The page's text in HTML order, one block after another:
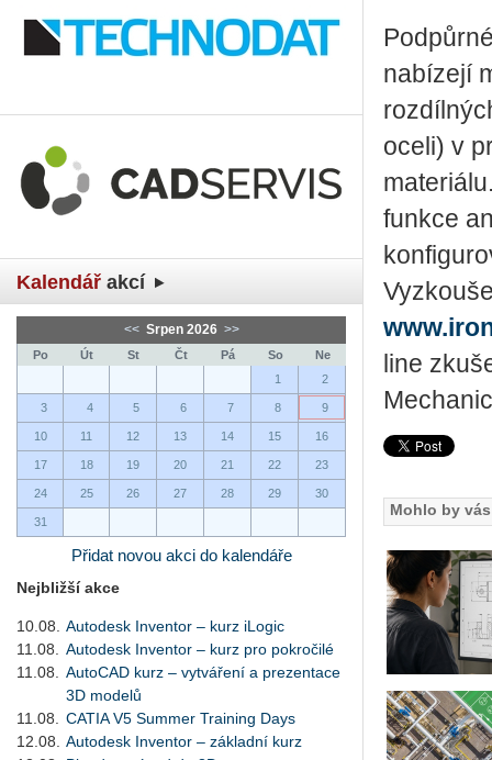
Kalendář akcí
<< Srpen 2026 >>
Po Út St Čt Pá So
Ne
1
2
3 4 5 6 7 8 9
10 11 12 13 14 15 16
17 18 19 20 21 22 23
24 25 26 27 28 29 30
31
Přidat novou akci do kalendáře
Nejbližší akce
10.08.
Autodesk Inventor – kurz iLogic
11.08.
Autodesk Inventor – kurz pro pokročilé
11.08.
AutoCAD kurz – vytváření a prezentace
3D modelů
11.08.
CATIA V5 Summer Training Days
12.08.
Autodesk Inventor – základní kurz
nabízejí
oceli) v
funkce
line
Mohlo by